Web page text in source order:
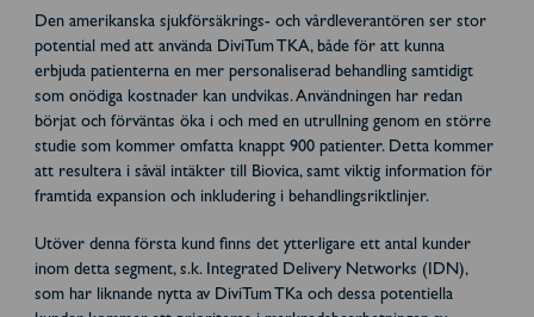
Den amerikanska sjukförsäkrings- och vårdleverantören ser stor
potential med att använda DiviTum TKA, både för att kunna
erbjuda patienterna en mer personaliserad behandling samtidigt
som onödiga kostnader kan undvikas. Användningen har redan
börjat och förväntas öka i och med en utrullning genom en större
studie som kommer omfatta knappt 900 patienter. Detta kommer
att resultera i såväl intäkter till Biovica, samt viktig information för
framtida expansion och inkludering i behandlingsriktlinjer.
Utöver denna första kund finns det ytterligare ett antal kunder
inom detta segment, s.k. Integrated Delivery Networks (IDN),
som har liknande nytta av DiviTum TKa och dessa potentiella